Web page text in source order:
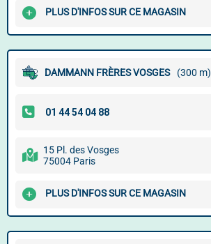
PLUS D'INFOS SUR CE MAGASIN
DAMMANN FRÈRES VOSGES (300 m)
15 Pl. des Vosges
75004 Paris
PLUS D'INFOS SUR CE MAGASIN